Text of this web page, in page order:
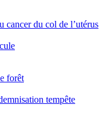
cancer du col de l’utérus
forêt
tempête